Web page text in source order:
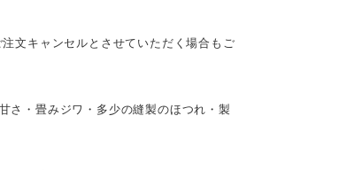
文キャンセルとさせていただく場合もご
さ・畳みジワ・多少の縫製のほつれ・製